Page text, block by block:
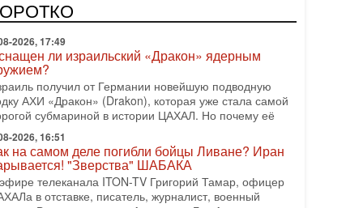
политический альянс? Что произойдет с
раскладом сил, если арабский список
2026, 17:49
ли израильский «Дракон» ядерным
получил от Германии новейшую подводную
АХИ «Дракон» (Drakon), которая уже стала самой
субмариной в истории ЦАХАЛ. Но почему её
2026, 16:51
на самом деле погибли бойцы Ливане? Иран
"Зверства" ШАБАКА
телеканала ITON-TV Григорий Тамар, офицер
в отставке, писатель, журналист, военный